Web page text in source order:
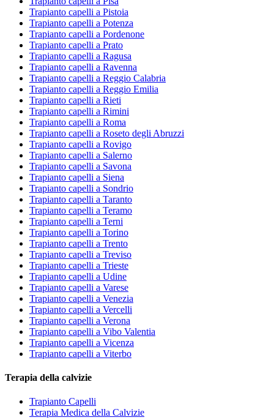
Trapianto capelli a Pistoia
Trapianto capelli a Potenza
Trapianto capelli a Pordenone
Trapianto capelli a Prato
Trapianto capelli a Ragusa
Trapianto capelli a Ravenna
Trapianto capelli a Reggio Calabria
Trapianto capelli a Reggio Emilia
Trapianto capelli a Rieti
Trapianto capelli a Rimini
Trapianto capelli a Roma
Trapianto capelli a Roseto degli Abruzzi
Trapianto capelli a Rovigo
Trapianto capelli a Salerno
Trapianto capelli a Savona
Trapianto capelli a Siena
Trapianto capelli a Sondrio
Trapianto capelli a Taranto
Trapianto capelli a Teramo
Trapianto capelli a Terni
Trapianto capelli a Torino
Trapianto capelli a Trento
Trapianto capelli a Treviso
Trapianto capelli a Trieste
Trapianto capelli a Udine
Trapianto capelli a Varese
Trapianto capelli a Venezia
Trapianto capelli a Vercelli
Trapianto capelli a Verona
Trapianto capelli a Vibo Valentia
Trapianto capelli a Vicenza
Trapianto capelli a Viterbo
Terapia della calvizie
Trapianto Capelli
Terapia Medica della Calvizie